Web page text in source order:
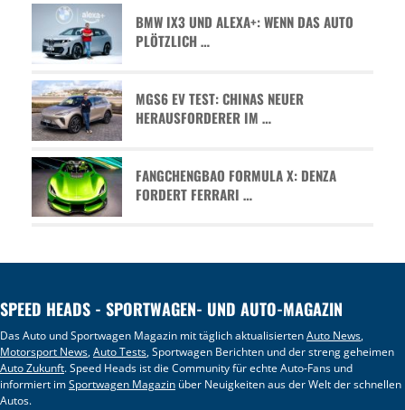
BMW IX3 UND ALEXA+: WENN DAS AUTO
PLÖTZLICH …
MGS6 EV TEST: CHINAS NEUER
HERAUSFORDERER IM …
FANGCHENGBAO FORMULA X: DENZA
FORDERT FERRARI …
SPEED HEADS - SPORTWAGEN- UND AUTO-MAGAZIN
Das Auto und Sportwagen Magazin mit täglich aktualisiertenAuto News,
Motorsport News,Auto Tests, Sportwagen Berichten und der streng geheimen
Auto Zukunft. Speed Heads ist die Community für echte Auto-Fans und
informiert imSportwagen Magazin über Neuigkeiten aus der Welt der schnellen
Autos.